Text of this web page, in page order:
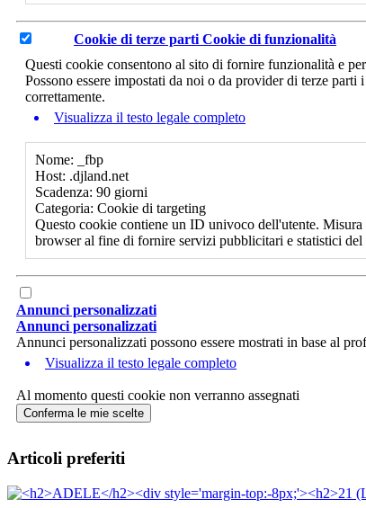
Cookie di terze parti Cookie di funzionalità
Questi cookie consentono al sito di fornire funzionalità e
Possono essere impostati da noi o da provider di terze
correttamente.
Visualizza il testo legale completo
Nome: _fbp
Host: .djland.net
Scadenza: 90 giorni
Categoria: Cookie di targeting
Questo cookie contiene un ID univoco dell'utente.
browser al fine di fornire servizi pubblicitari e statistici del
Annunci personalizzati
Annunci personalizzati
Annunci personalizzati possono essere mostrati in base al
Visualizza il testo legale completo
Al momento questi cookie non verranno assegnati
Conferma le mie scelte
Articoli preferiti